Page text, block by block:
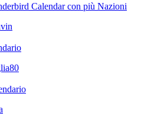
Calendar con più Nazioni